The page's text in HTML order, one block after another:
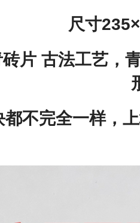
尺寸
片 古法工艺，
都不完全一样，